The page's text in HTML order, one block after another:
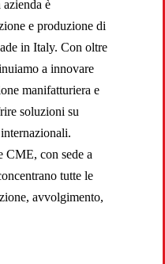
è
e produzione di
in Italy. Con oltre
a innovare
manifatturiera e
soluzioni su
CME, con sede a
tutte le
avvolgimento,